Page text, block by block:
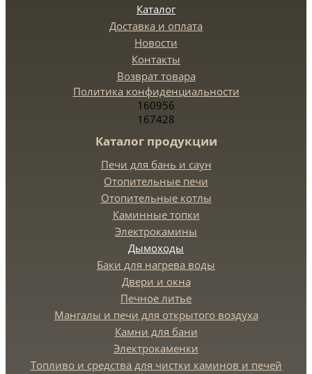
Каталог
Доставка и оплата
Новости
Контакты
Возврат товара
Политика конфиденциальности
160956
167428
Каталог продукции
Печи для бань и саун
Отопительные печи
Отопительные котлы
Каминные топки
Электрокамины
Дымоходы
Баки для нагрева воды
Двери и окна
Печное литье
Мангалы и печи для открытого воздуха
Камни для бани
Электрокаменки
Топливо и средства для чистки каминов и печей